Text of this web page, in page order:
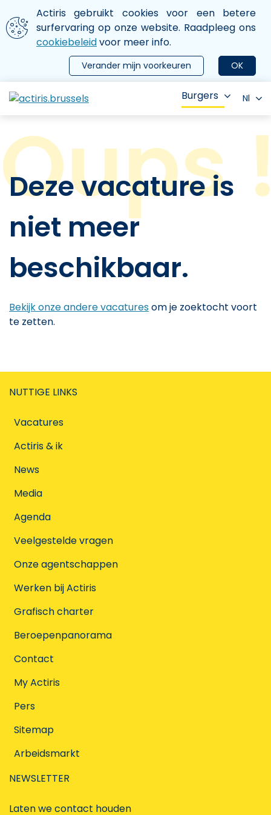
Aller au contenu principal
We gebruiken cookies
Actiris gebruikt cookies voor een betere
surfervaring op onze website. Raadpleeg ons
cookiebeleidvoor meer info.
OK
Verander mijn voorkeuren
le menu
Burgers Nl
Deze vacature is
niet meer
beschikbaar.
Bekijk onze andere vacaturesom je zoektocht voort
te zetten.
NUTTIGE LINKS
Vacatures
Actiris & ik
News
Media
Agenda
Veelgestelde vragen
Onze agentschappen
Werken bij Actiris
Grafisch charter
Beroepenpanorama
Contact
My Actiris
Pers
Sitemap
Arbeidsmarkt
NEWSLETTER
Laten we contact houden